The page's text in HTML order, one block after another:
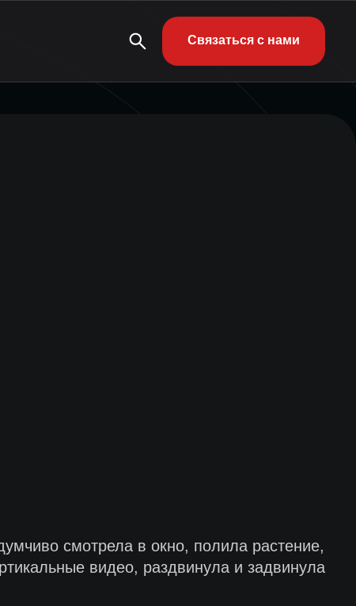
Связаться с нами
смотрела в окно, полила растение,
видео, раздвинула и задвинула